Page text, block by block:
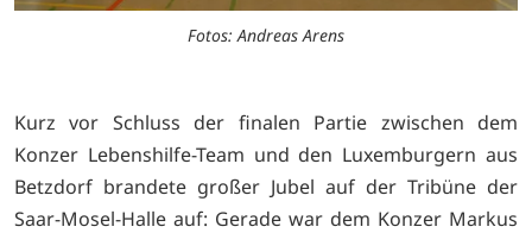
Fotos: Andreas Arens
Kurz vor Schluss der finalen Partie zwischen dem
Konzer Lebenshilfe-Team und den Luxemburgern aus
Betzdorf brandete großer Jubel auf der Tribüne der
Saar-Mosel-Halle auf: Gerade war dem Konzer Markus